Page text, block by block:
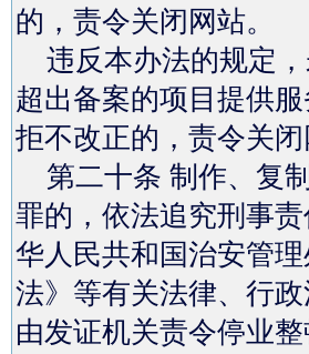
的，责令关闭网站。
违反本办法的规定，
超出备案的项目提供
拒不改正的，责令关闭
第二十条 制作、复
罪的，依法追究刑事
华人民共和国治安管
法》等有关法律、行
由发证机关责令停业